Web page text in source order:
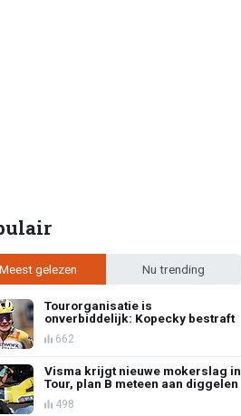
gelezen Nu trending
Tourorganisatie is
onverbiddelijk: Kopecky bestraft
662
Visma krijgt nieuwe mokerslag in
Tour, plan B meteen aan diggelen
498